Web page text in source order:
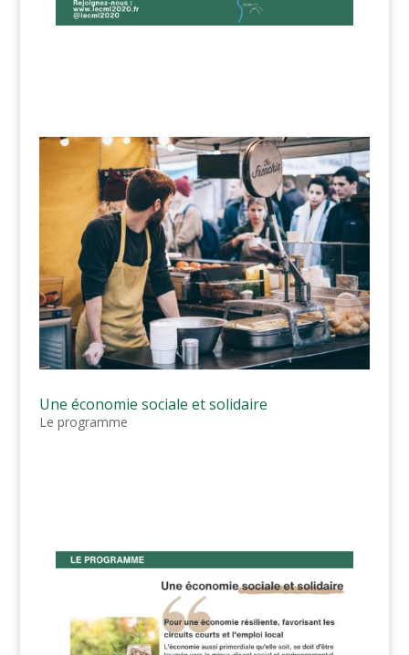
Une économie sociale et solidaire
Le programme